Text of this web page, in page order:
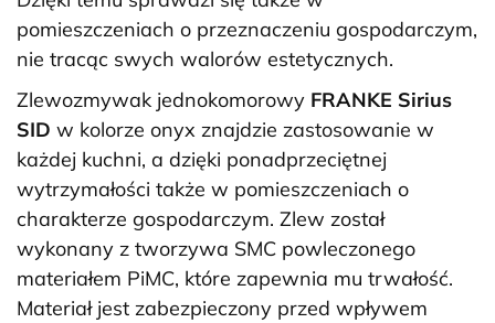
pomieszczeniach o przeznaczeniu gospodarczym,
nie tracąc swych walorów estetycznych.
Zlewozmywak jednokomorowy FRANKE Sirius
SID w kolorze onyx znajdzie zastosowanie w
każdej kuchni, a dzięki ponadprzeciętnej
wytrzymałości także w pomieszczeniach o
charakterze gospodarczym. Zlew został
wykonany z tworzywa SMC powleczonego
materiałem PiMC, które zapewnia mu trwałość.
Materiał jest zabezpieczony przed wpływem